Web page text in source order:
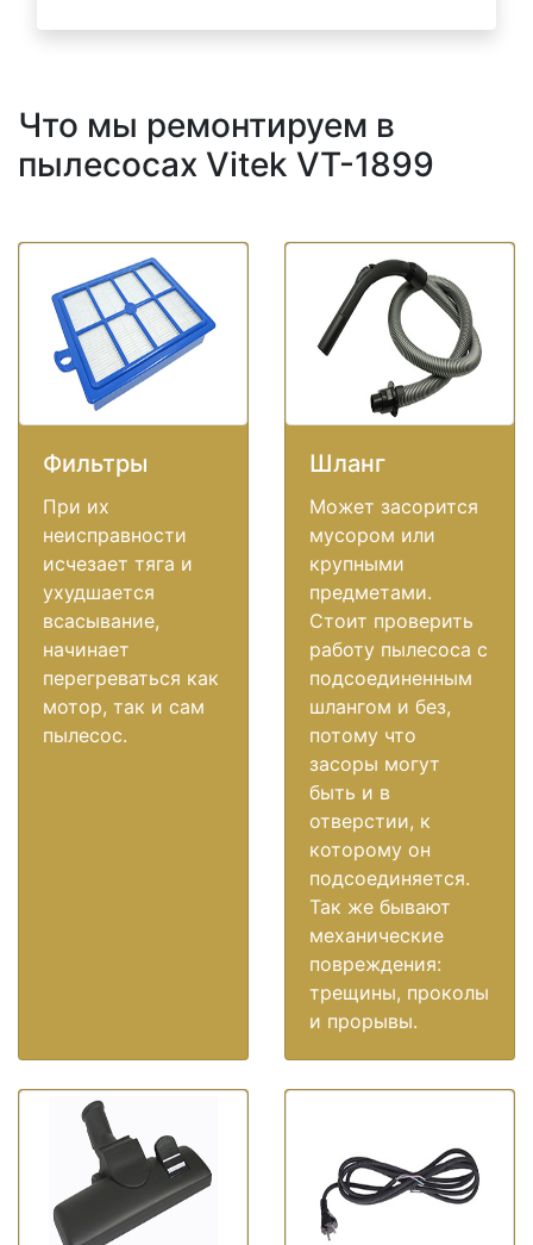
Что мы ремонтируем в
пылесосах Vitek VT-1899
Фильтры
При их
неисправности
исчезает тяга и
ухудшается
всасывание,
начинает
перегреваться как
мотор, так и сам
пылесос.
Шланг
Может засорится
мусором или
крупными
предметами.
Стоит проверить
работу пылесоса с
подсоединенным
шлангом и без,
потому что
засоры могут
быть и в
отверстии, к
которому он
подсоединяется.
Так же бывают
механические
повреждения:
трещины, проколы
и прорывы.